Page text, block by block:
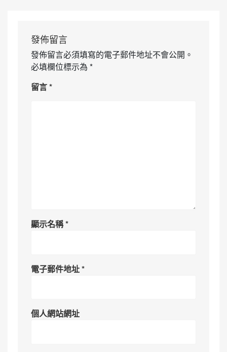
發佈留言
發佈留言必須填寫的電子郵件地址不會公開。
必填欄位標示為 *
留言*
顯示名稱*
電子郵件地址*
個人網站網址